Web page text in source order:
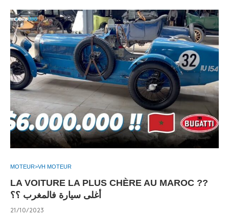
MOTEUR>VH MOTEUR
LA VOITURE LA PLUS CHÈRE AU MAROC ??
أغلى سيارة فالمغرب ؟؟
21/10/2023